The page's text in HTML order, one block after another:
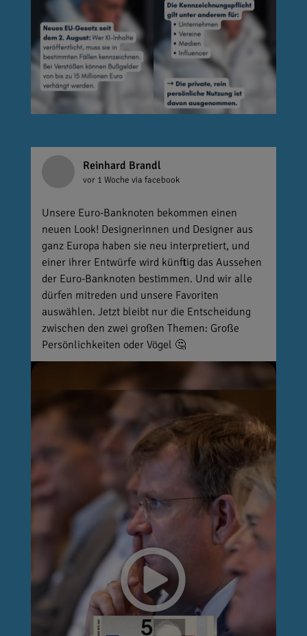
Reinhard Brandl
vor 1 Woche via facebook
Unsere Euro-Banknoten bekommen einen
neuen Look! Designerinnen und Designer aus
ganz Europa haben sie neu interpretiert, und
einer ihrer Entwürfe wird künftig das Aussehen
der Euro-Banknoten bestimmen. Und wir alle
dürfen mitreden und unsere Favoriten
auswählen. Jetzt bleibt nur die Entscheidung
zwischen den zwei großen Themen: Große
Persönlichkeiten oder Vögel 🤔